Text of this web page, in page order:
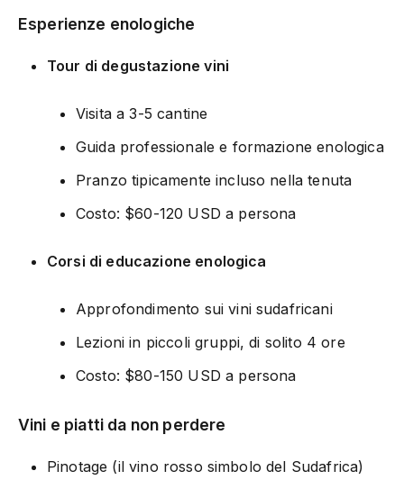
Esperienze enologiche
Tour di degustazione vini
Visita a 3-5 cantine
Guida professionale e formazione enologica
Pranzo tipicamente incluso nella tenuta
Costo: $60-120 USD a persona
Corsi di educazione enologica
Approfondimento sui vini sudafricani
Lezioni in piccoli gruppi, di solito 4 ore
Costo: $80-150 USD a persona
Vini e piatti da non perdere
Pinotage (il vino rosso simbolo del Sudafrica)